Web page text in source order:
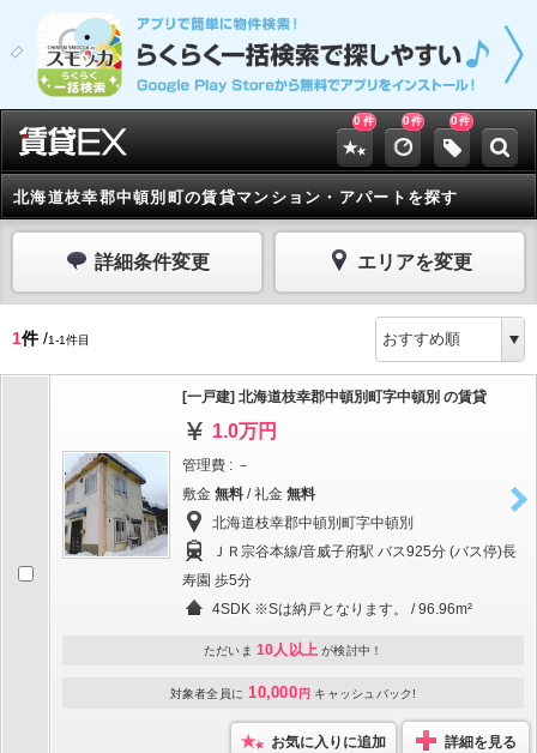
0 件 0件 0件
北海道枝幸郡中頓別町の賃貸マンション・アパートを探す
詳細条件変更 エリアを変更
1件/1-1件目
[一戸建] 北海道枝幸郡中頓別町字中頓別 の賃貸
1.0万円
管理費 : －
敷金 無料 / 礼金 無料
北海道枝幸郡中頓別町字中頓別
ＪＲ宗谷本線/音威子府駅 バス925分 (バス停)長
寿園 歩5分
4SDK ※Sは納戸となります。 / 96.96m²
ただいま 10人以上 が検討中！
対象者全員に 10,000 円 キャッシュバック!
お気に入りに追加 詳細を見る